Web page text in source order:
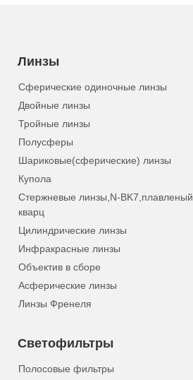
Линзы
Сферические одиночные линзы
Двойные линзы
Тройные линзы
Полусферы
Шариковые(сферические) линзы
Купола
Стержневые линзы,N-BK7,плавленый
кварц
Цилиндрические линзы
Инфракрасные линзы
Объектив в сборе
Асферические линзы
Линзы Френеля
Светофильтры
Полосовые фильтры